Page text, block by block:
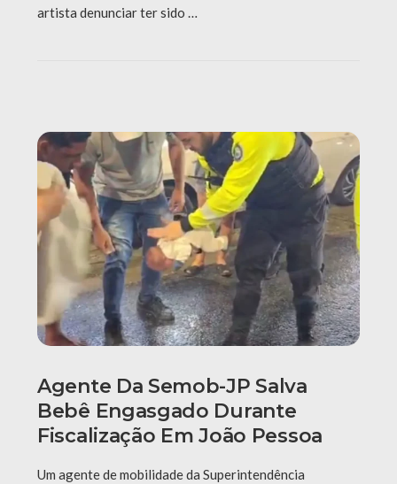
artista denunciar ter sido …
Agente Da Semob-JP Salva
Bebê Engasgado Durante
Fiscalização Em João Pessoa
Um agente de mobilidade da Superintendência